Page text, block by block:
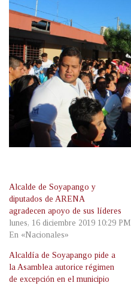
Alcalde de Soyapango y
diputados de ARENA
agradecen apoyo de sus líderes
lunes, 16 diciembre 2019 10:29 PM
En «Nacionales»
Alcaldía de Soyapango pide a
la Asamblea autorice régimen
de excepción en el municipio